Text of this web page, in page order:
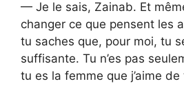
— Je le sais, Zainab. Et
changer ce que pensent les
tu saches que, pour moi, tu
suffisante. Tu n’es pas
tu es la femme que j’aime